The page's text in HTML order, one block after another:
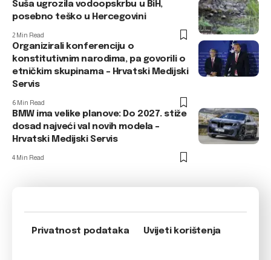
Suša ugrozila vodoopskrbu u BiH,
posebno teško u Hercegovini
2 Min Read
Organizirali konferenciju o
konstitutivnim narodima, pa govorili o
etničkim skupinama – Hrvatski Medijski
Servis
6 Min Read
BMW ima velike planove: Do 2027. stiže
dosad najveći val novih modela –
Hrvatski Medijski Servis
4 Min Read
Privatnost podataka Uvijeti korištenja